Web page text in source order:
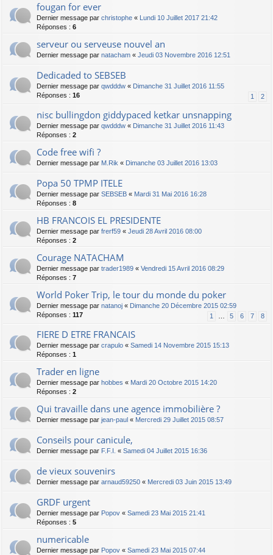
fougan for ever
Dernier message par christophe «
Lundi 10 Juillet 2017 21:42
Réponses : 6
serveur ou serveuse nouvel an
Dernier message par natacham « Jeudi 03 Novembre 2016 12:51
Dedicaded to SEBSEB
Dernier message par qwdddw « Dimanche 31 Juillet 2016 11:55
Réponses : 16 1 2
nisc bullingdon giddypaced ketkar unsnapping
Dernier message par qwdddw « Dimanche 31 Juillet 2016 11:43
Réponses : 2
Code free wifi ?
Dernier message par M.Rik « Dimanche 03 Juillet 2016 13:03
Popa 50 TPMP ITELE
Dernier message par SEBSEB « Mardi 31 Mai 2016 16:28
Réponses : 8
HB FRANCOIS EL PRESIDENTE
Dernier message par frerf59 « Jeudi 28 Avril 2016 08:00
Réponses : 2
Courage NATACHAM
Dernier message par trader1989 « Vendredi 15 Avril 2016 08:29
Réponses : 7
World Poker Trip, le tour du monde du poker
Dernier message par natanoj « Dimanche 20 Décembre 2015 02:59
Réponses : 117 1 5 6 7 8
FIERE D ETRE FRANCAIS
Dernier message par crapulo « Samedi 14 Novembre 2015 15:13
Réponses : 1
Trader en ligne
Dernier message par hobbes « Mardi 20 Octobre 2015 14:20
Réponses : 2
Qui travaille dans une agence immobilière ?
Dernier message par jean-paul « Mercredi 29 Juillet 2015 08:57
Conseils pour canicule,
Dernier message par F.F.I. « Samedi 04 Juillet 2015 16:36
de vieux souvenirs
Dernier message par arnaud59250 « Mercredi 03 Juin 2015 13:49
GRDF urgent
Dernier message par Popov « Samedi 23 Mai 2015 21:41
Réponses : 5
numericable
Dernier message par Popov « Samedi 23 Mai 2015 07:44